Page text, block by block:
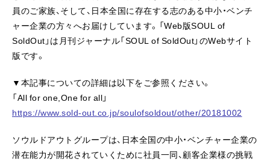
員のご家族、そして、日本全国に存在する志のある中小・ベンチ
ャー企業の方々へお届けしています。「Web版SOUL of
SoldOut」は月刊ジャーナル「SOUL of SoldOut」のWebサイト
版です。
▼本記事についての詳細は以下をご参照ください。
「All for one,One for all」
https://www.sold-out.co.jp/soulofsoldout/other/20181002
ソウルドアウトグループは、日本全国の中小・ベンチャー企業の
潜在能力が開花されていくために社員一同、顧客企業様の挑戦